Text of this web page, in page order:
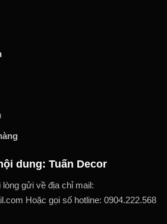
dung: Tuấn Decor
gửi về địa chỉ mail:
Hoặc gọi số hotline: 0904.222.568